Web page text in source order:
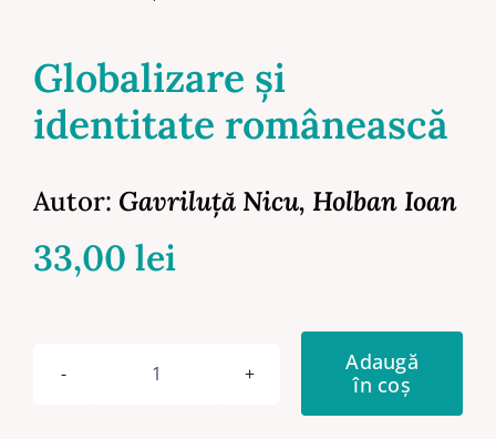
Globalizare şi
identitate românească
Autor: Gavriluţă Nicu, Holban Ioan
33,00 lei
Cantitate
Adaugă
în coș